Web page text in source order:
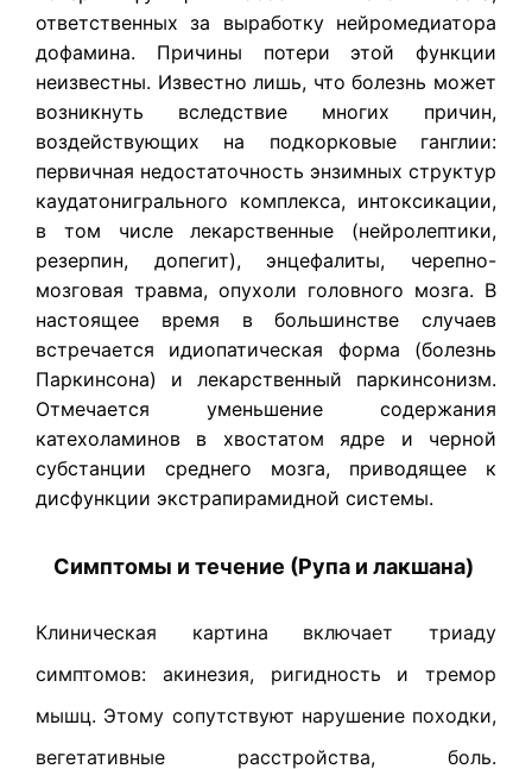
ответственных за выработку нейромедиатора
дофамина. Причины потери этой функции
неизвестны. Известно лишь, что болезнь может
возникнуть вследствие многих причин,
воздействующих на подкорковые ганглии:
первичная недостаточность энзимных структур
каудатонигрального комплекса, интоксикации,
в том числе лекарственные (нейролептики,
резерпин, допегит), энцефалиты, черепно-
мозговая травма, опухоли головного мозга. В
настоящее время в большинстве случаев
встречается идиопатическая форма (болезнь
Паркинсона) и лекарственный паркинсонизм.
Отмечается уменьшение содержания
катехоламинов в хвостатом ядре и черной
субстанции среднего мозга, приводящее к
дисфункции экстрапирамидной системы.
Симптомы и течение (Рупа и лакшана)
Клиническая картина включает триаду
симптомов: акинезия, ригидность и тремор
мышц. Этому сопутствуют нарушение походки,
вегетативные расстройства, боль.